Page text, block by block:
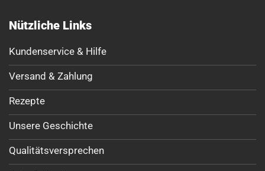
Nützliche Links
Kundenservice & Hilfe
Versand & Zahlung
Rezepte
Unsere Geschichte
Qualitätsversprechen